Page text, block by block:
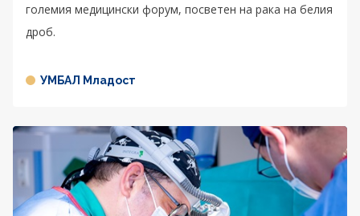
големия медицински форум, посветен на рака на белия
дроб.
УМБАЛ Младост